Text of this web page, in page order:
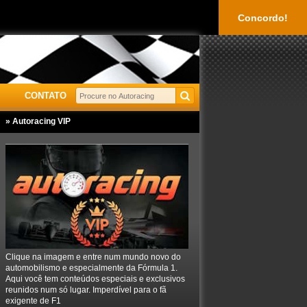
Concordo!
CONTATO
» Autoracing VIP
Clique na imagem e entre num mundo novo do
automobilismo e especialmente da Fórmula 1.
Aqui você tem conteúdos especiais e exclusivos
reunidos num só lugar. Imperdível para o fã
exigente de F1